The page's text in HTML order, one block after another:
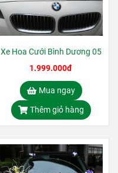
Xe Hoa Cưới Bình Dương 05
1.999.000đ
Mua ngay
Thêm giỏ hàng